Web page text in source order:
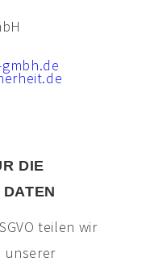
DIE
teilen wir
unserer